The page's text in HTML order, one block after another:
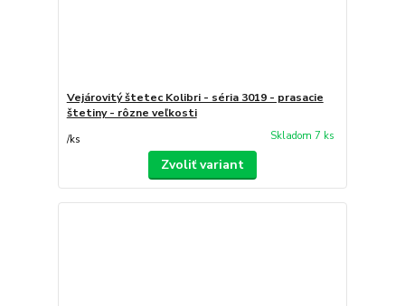
Vejárovitý štetec Kolibri - séria 3019 - prasacie
štetiny - rôzne veľkosti
/ks Skladom 7 ks
Zvoliť variant